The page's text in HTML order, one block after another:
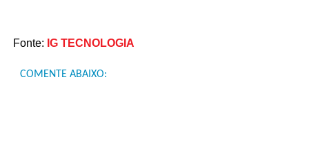
Fonte: IG TECNOLOGIA
COMENTE ABAIXO: